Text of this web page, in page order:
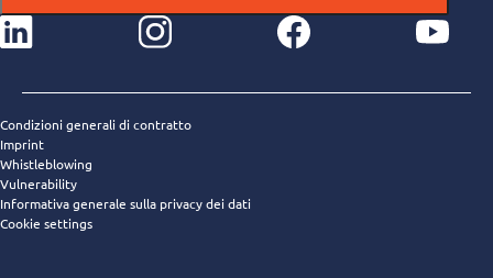
facebook youtube
Condizioni generali di contratto
Imprint
Whistleblowing
Vulnerability
Informativa generale sulla privacy dei dati
Cookie settings